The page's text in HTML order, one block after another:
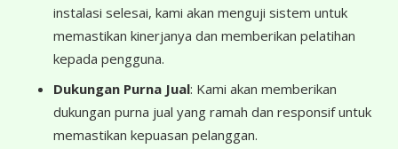
instalasi selesai, kami akan menguji sistem untuk
memastikan kinerjanya dan memberikan pelatihan
kepada pengguna.
Dukungan Purna Jual: Kami akan memberikan
dukungan purna jual yang ramah dan responsif untuk
memastikan kepuasan pelanggan.